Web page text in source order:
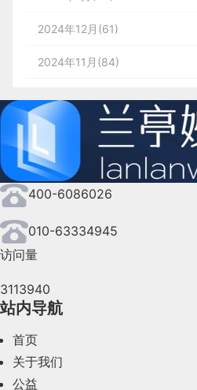
2024年12月(61)
2024年11月(84)
2024年9月(144)
2024年8月(164)
2024年7月(107)
2024年6月(63)
2024年4月(44)
2024年2月(58)
400-6086026
010-63334945
访问量
3113940
站内导航
首页
关于我们
公益